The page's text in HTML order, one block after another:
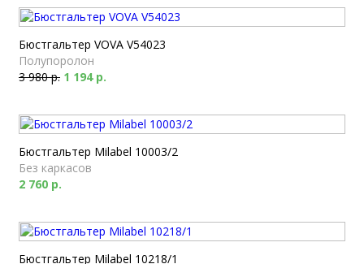
Бюстгальтер VOVA V54023
Полупоролон
3 980 р. 1 194 р.
Бюстгальтер Milabel 10003/2
Без каркасов
2 760 р.
Бюстгальтер Milabel 10218/1